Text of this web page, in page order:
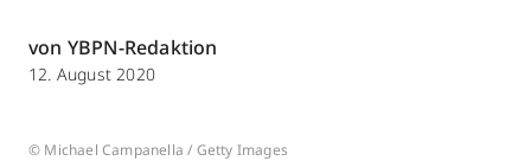
von YBPN-Redaktion
12. August 2020
© Michael Campanella / Getty Images